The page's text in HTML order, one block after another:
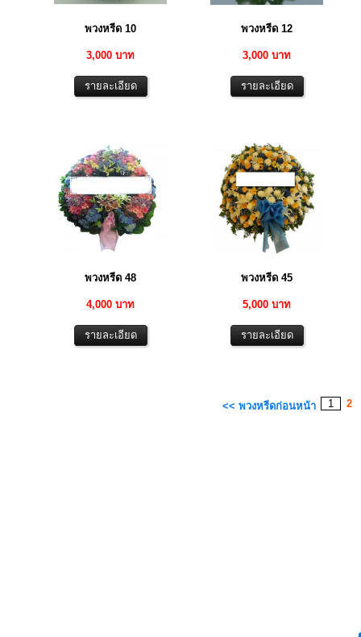
พวงหรีด 10
3,000 บาท
พวงหรีด 12
3,000 บาท
พวงหรีด 48
4,000 บาท
พวงหรีด 45
5,000 บาท
<< พวงหรีดก่อนหน้า 1 2